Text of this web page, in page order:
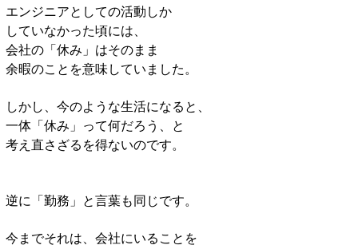
エンジニアとしての活動しか
していなかった頃には、
会社の「休み」はそのまま
余暇のことを意味していました。
しかし、今のような生活になると、
一体「休み」って何だろう、と
考え直さざるを得ないのです。
逆に「勤務」と言葉も同じです。
今までそれは、会社にいることを